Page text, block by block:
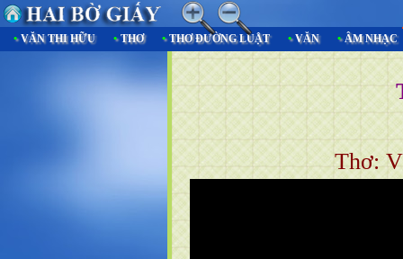
• VĂN THI HỮU • THƠ • THƠ ĐƯỜNG LUẬT • VĂN • ÂM NHẠC
Thơ: